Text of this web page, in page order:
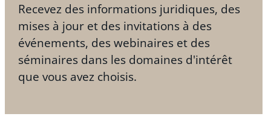
Recevez des informations juridiques, des
mises à jour et des invitations à des
événements, des webinaires et des
séminaires dans les domaines d'intérêt
que vous avez choisis.